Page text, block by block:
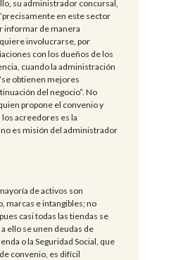
su administrador concursal,
en este sector
informar de manera
involucrarse, por
con los dueños de los
cuando la administración
obtienen mejores
del negocio”. No
propone el convenio y
acreedores es la
es misión del administrador
de activos son
marcas e intangibles; no
casi todas las tiendas se
ello se unen deudas de
o la Seguridad Social, que
convenio, es difícil